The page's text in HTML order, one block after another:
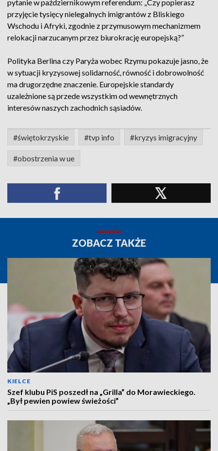
pytanie w październikowym referendum: „Czy popierasz
przyjęcie tysięcy nielegalnych imigrantów z Bliskiego
Wschodu i Afryki, zgodnie z przymusowym mechanizmem
relokacji narzucanym przez biurokrację europejską?”
Polityka Berlina czy Paryża wobec Rzymu pokazuje jasno, że
w sytuacji kryzysowej solidarność, równość i dobrowolność
ma drugorzędne znaczenie. Europejskie standardy
uzależnione są przede wszystkim od wewnętrznych
interesów naszych zachodnich sąsiadów.
#świętokrzyskie #tvp info #kryzys imigracyjny
#obostrzenia w ue
ZOBACZ TAKŻE
KIELCE
Szef klubu PiS poszedł na „Grilla” do Morawieckiego.
„Był pewien powiew świeżości”